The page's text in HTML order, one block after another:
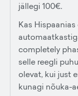
jällegi 100€.
Kas
completely
selle reegli
olevat, kui just
kunagi nõuka-